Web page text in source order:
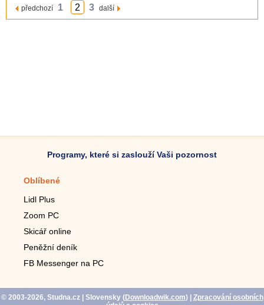
předchozí 1 2 3 další
Programy, které si zaslouží Vaši pozornost
Oblíbené
Lidl Plus
Zoom PC
Skicář online
Peněžní deník
FB Messenger na PC
© 2003-2026, Studna.cz| Slovensky (Downloadwik.com)| Zpracování osobních